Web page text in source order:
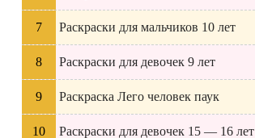
Раскраски для мальчиков 10 лет
Раскраски для девочек 9 лет
Раскраска Лего человек паук
Раскраски для девочек 15 — 16 лет